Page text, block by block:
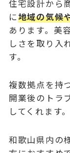
住宅設計から
に地域の気候
あります。美
しさを取り入
す。
複数拠点を持
開業後のトラ
してくれます。
和歌山県内の